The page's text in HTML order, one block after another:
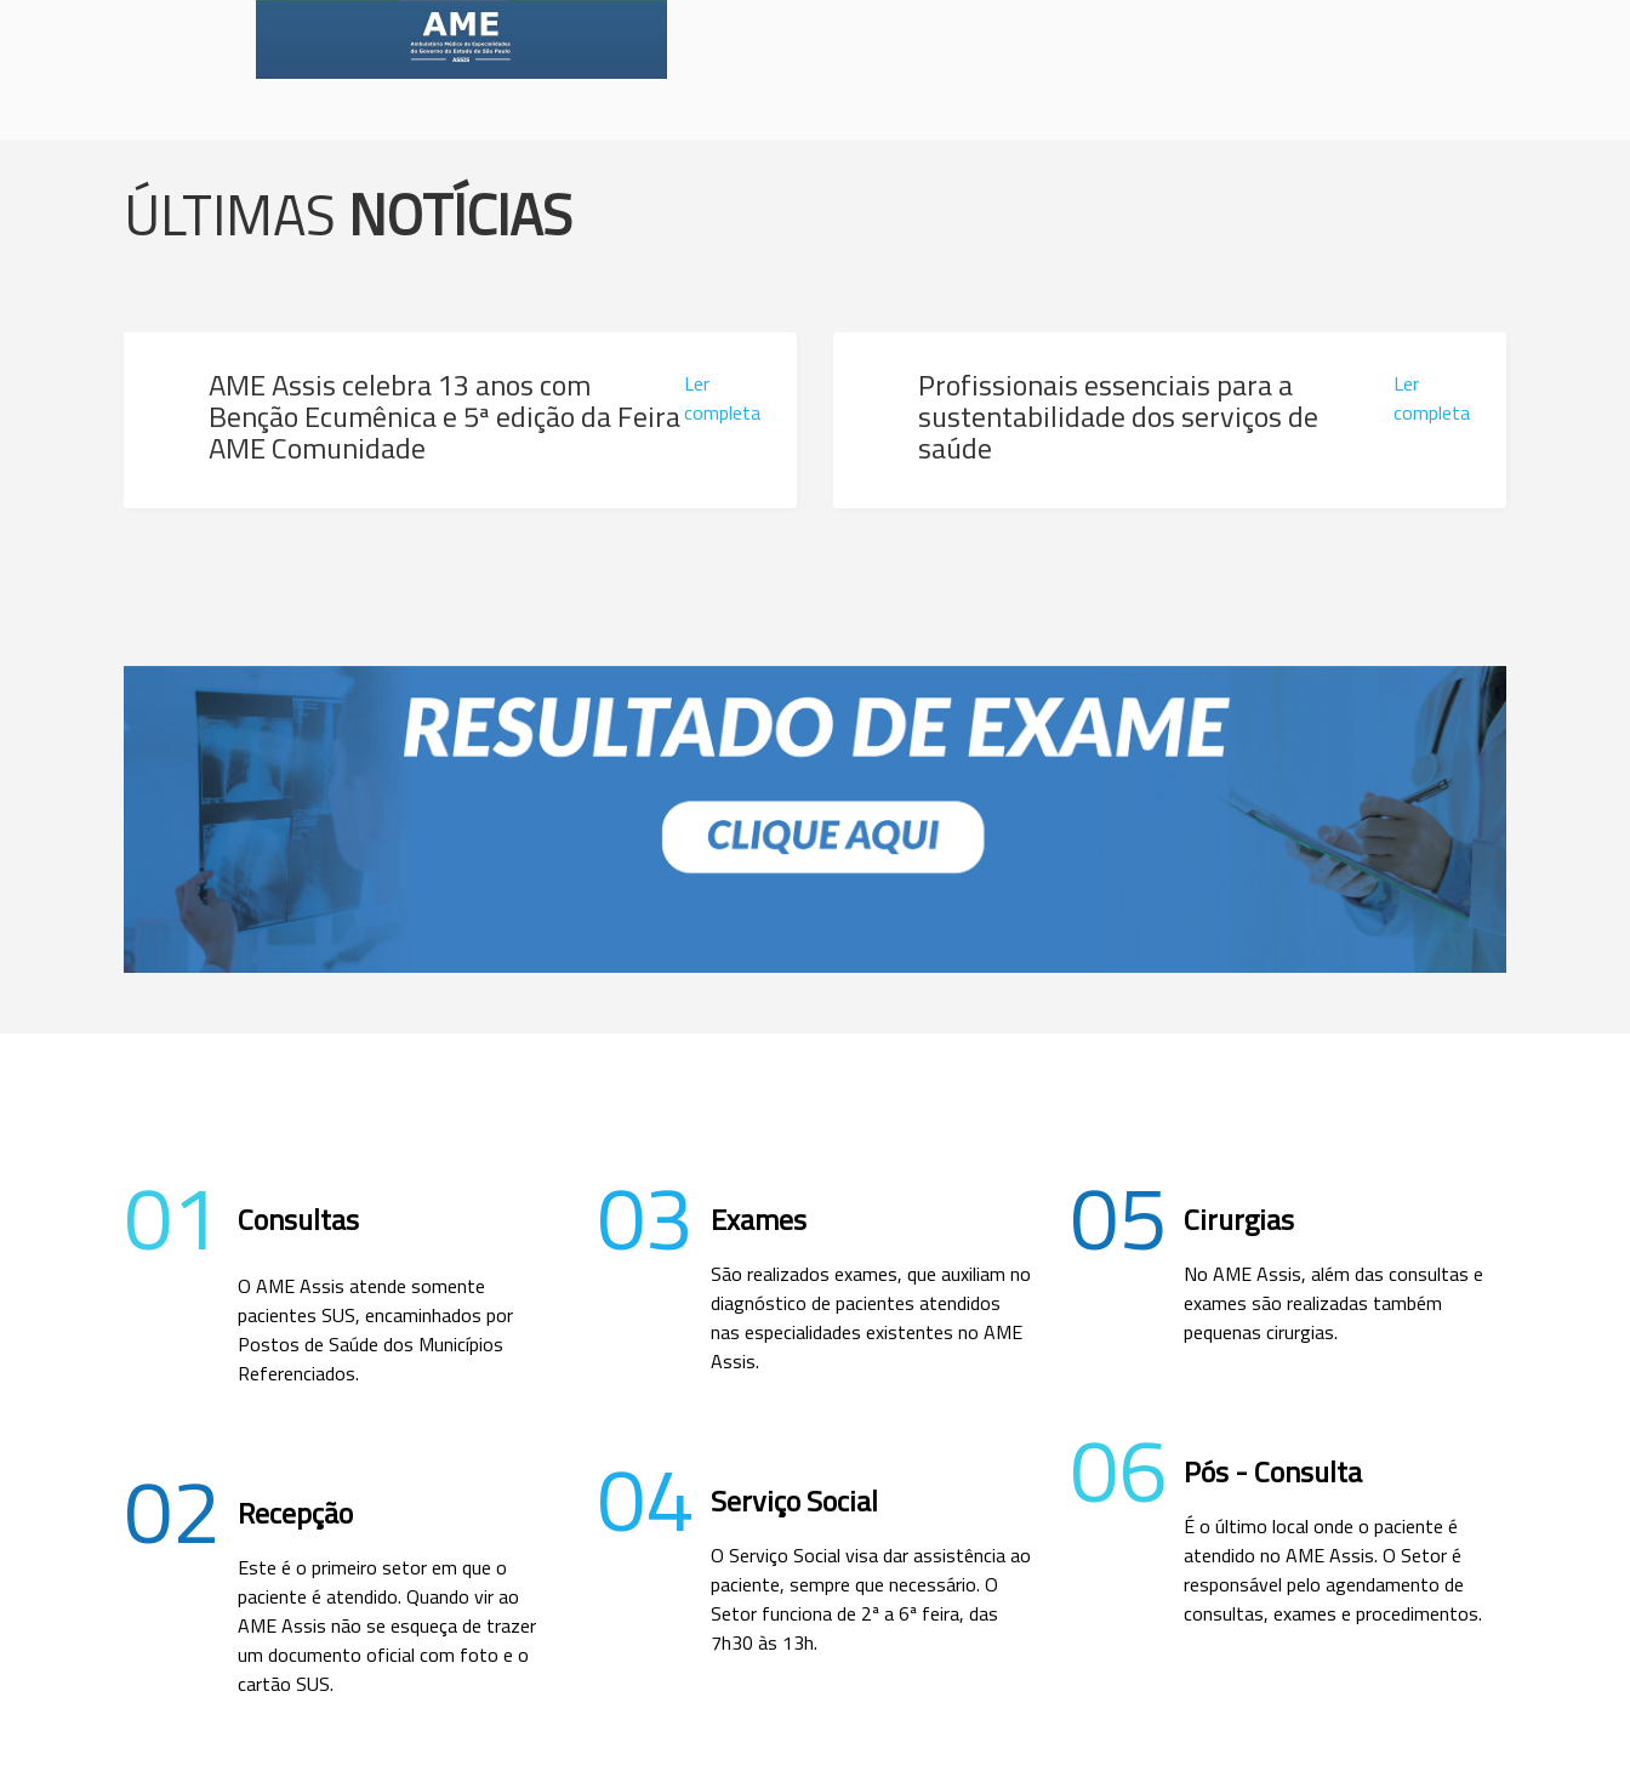
ÚLTIMAS NOTÍCIAS
AME Assis celebra 13 anos com
Benção Ecumênica e 5ª edição da Feira
AME Comunidade
Ler
completa
Profissionais essenciais para a
sustentabilidade dos serviços de
saúde
Ler
completa
01 Consultas
O AME Assis atende somente
pacientes SUS, encaminhados por
Postos de Saúde dos Municípios
Referenciados.
02 Recepção
Este é o primeiro setor em que o
paciente é atendido. Quando vir ao
AME Assis não se esqueça de trazer
um documento oficial com foto e o
cartão SUS.
03 Exames
São realizados exames, que auxiliam no
diagnóstico de pacientes atendidos
nas especialidades existentes no AME
Assis.
04 Serviço Social
O Serviço Social visa dar assistência ao
paciente, sempre que necessário. O
Setor funciona de 2ª a 6ª feira, das
7h30 às 13h.
05 Cirurgias
No AME Assis, além das consultas e
exames são realizadas também
pequenas cirurgias.
06 Pós - Consulta
É o último local onde o paciente é
atendido no AME Assis. O Setor é
responsável pelo agendamento de
consultas, exames e procedimentos.